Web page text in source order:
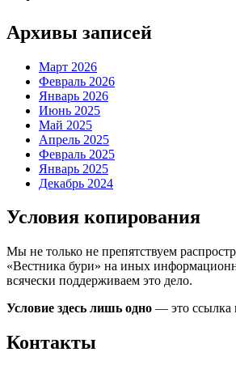
Архивы записей
Март 2026
Февраль 2026
Январь 2026
Июнь 2025
Май 2025
Апрель 2025
Февраль 2025
Январь 2025
Декабрь 2024
Условия копирования
Мы не только не препятствуем
«Вестника бури» на иных
всячески поддерживаем это дело.
Условие здесь лишь одно — это ссылка
Контакты